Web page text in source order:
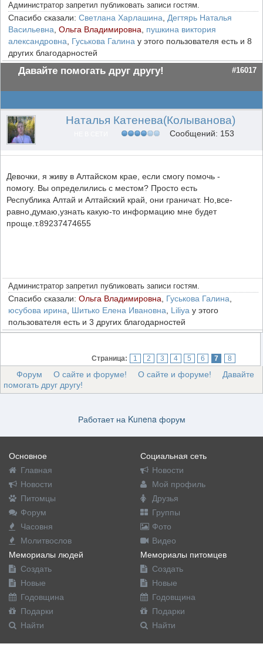
Администратор запретил публиковать записи гостям.
Спасибо сказали: Светлана Харлашина
Дегтярь Наталья
Васильевна Ольга Владимировна
пушкина виктория
александровна
Гуськова Галина у этого пользователя есть и 8
других благодарностей
Давайте помогать друг другу! #16017
Наталья Катенева(Колыванова)
Сообщений: 153
Девочки, я живу в Алтайском крае, если смогу помочь -
помогу. Вы определились с местом? Просто есть
Республика Алтай и Алтайский край, они граничат. Но,все-
равно,думаю,узнать какую-то информацию мне будет
проще.т.89237474655
Администратор запретил публиковать записи гостям.
Спасибо сказали: Ольга Владимировна Гуськова Галина
юсубова ирина
Шитько Елена Ивановна Liliya у этого
пользователя есть и 3 других благодарностей
Страница: 1 2 3 4 5 6 7 8
Форум О сайте и форуме! О сайте и форуме!
Давайте
помогать друг другу!
Работает на Kunena форум
Основное
Главная
Новости
Питомцы
Форум
Часовня
Молитвослов
Социальная сеть
Новости
Мой профиль
Друзья
Группы
Фото
Видео
Мемориалы людей
Создать
Новые
Годовщина
Подарки
Найти
Мемориалы питомцев
Создать
Новые
Годовщина
Подарки
Найти